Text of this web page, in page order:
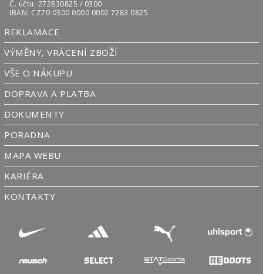
Č. účtu: 272830825 / 0300
IBAN: CZ70 0300 0000 0002 7283 0825
REKLAMACE
VÝMĚNY, VRÁCENÍ ZBOŽÍ
VŠE O NÁKUPU
DOPRAVA A PLATBA
DOKUMENTY
PORADNA
MAPA WEBU
KARIÉRA
KONTAKTY